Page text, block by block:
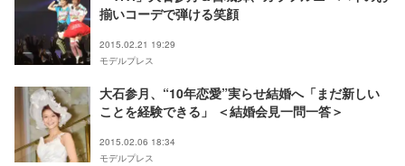
揃いコーデで弾ける笑顔
2015.02.21 19:29
モデルプレス
大石参月、“10年恋愛”実らせ結婚へ「まだ新しい
ことを経験できる」 ＜結婚会見一問一答＞
2015.02.06 18:34
モデルプレス